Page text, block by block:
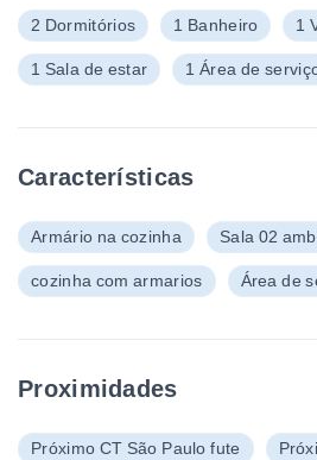
2 Dormitórios 1 Banheiro 1
1 Sala de estar 1 Área de
Características
Armário na cozinha Sala 02
cozinha com armarios Área de
Proximidades
Próximo CT São Paulo fute